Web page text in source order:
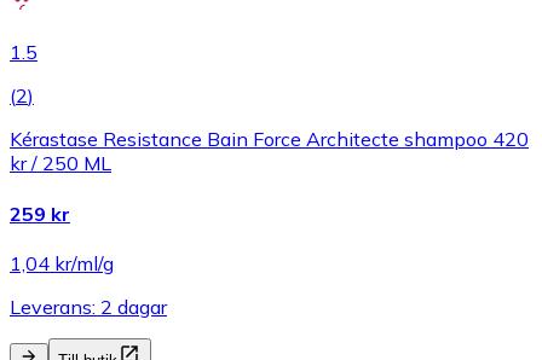
1.5
(2)
Kérastase Resistance Bain Force Architecte shampoo 420
kr / 250 ML
259 kr
1,04 kr/ml/g
Leverans: 2 dagar